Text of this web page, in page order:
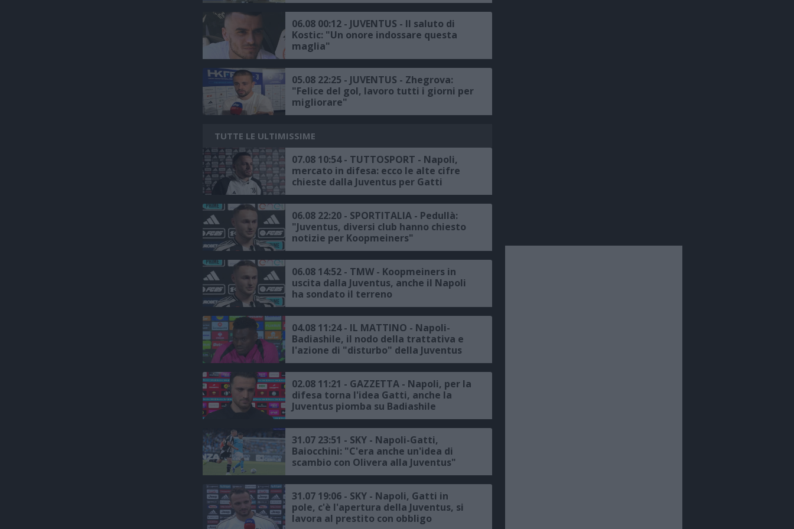
06.08 00:12 - JUVENTUS - Il saluto di
Kostic: "Un onore indossare questa
maglia"
05.08 22:25 - JUVENTUS - Zhegrova:
"Felice del gol, lavoro tutti i giorni per
migliorare"
TUTTE LE ULTIMISSIME
07.08 10:54 - TUTTOSPORT - Napoli,
mercato in difesa: ecco le alte cifre
chieste dalla Juventus per Gatti
06.08 22:20 - SPORTITALIA - Pedullà:
"Juventus, diversi club hanno chiesto
notizie per Koopmeiners"
06.08 14:52 - TMW - Koopmeiners in
uscita dalla Juventus, anche il Napoli
ha sondato il terreno
04.08 11:24 - IL MATTINO - Napoli-
Badiashile, il nodo della trattativa e
l'azione di "disturbo" della Juventus
02.08 11:21 - GAZZETTA - Napoli, per la
difesa torna l'idea Gatti, anche la
Juventus piomba su Badiashile
31.07 23:51 - SKY - Napoli-Gatti,
Baiocchini: "C'era anche un'idea di
scambio con Olivera alla Juventus"
31.07 19:06 - SKY - Napoli, Gatti in
pole, c'è l'apertura della Juventus, si
lavora al prestito con obbligo